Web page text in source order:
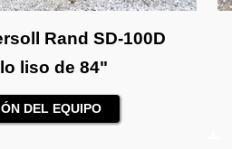
Rand SD-100D
liso de 84"
DEL EQUIPO